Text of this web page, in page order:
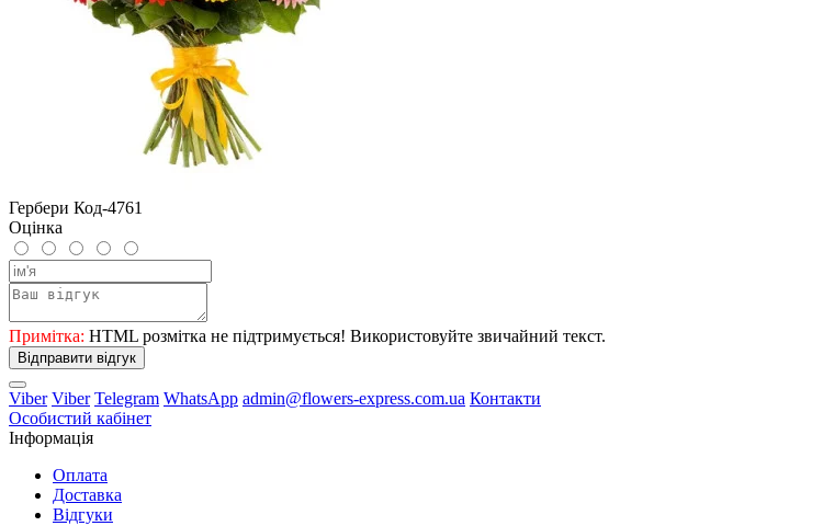
Гербери Код-4761
Оцінка
Примітка: HTML розмітка не підтримується! Використовуйте звичайний текст.
Відправити відгук
Viber Viber Telegram WhatsApp admin@flowers-express.com.ua Контакти
Особистий кабінет
Інформація
Оплата
Доставка
Відгуки